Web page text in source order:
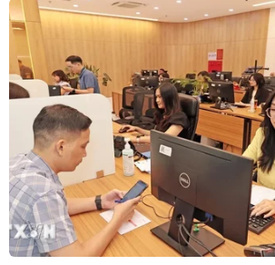
quân gia quyền của các biểu